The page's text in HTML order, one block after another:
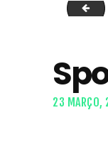
23 MARÇO,